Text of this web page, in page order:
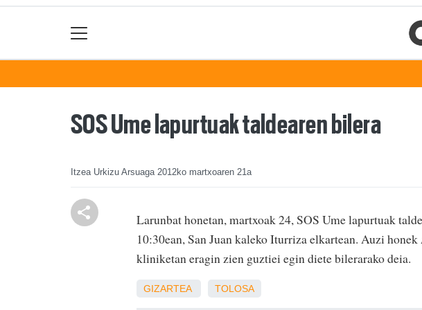
SOS Ume lapurtuak taldearen bilera
Itzea Urkizu Arsuaga 2012ko martxoaren 21a
Larunbat honetan, martxoak 24, SOS Ume lapurtuak
10:30ean, San Juan kaleko Iturriza elkartean. Auzi
kliniketan eragin zien guztiei egin diete bilerarako deia.
GIZARTEA TOLOSA